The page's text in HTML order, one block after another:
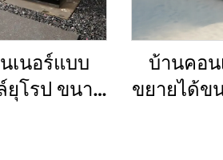
เนอร์แบบ
ยุโรป ขนาด
บ้านคอน
ขยายได้ข